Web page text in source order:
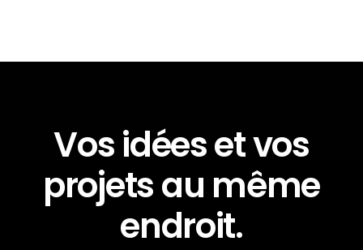
Vos idées et vos
projets au même
endroit.